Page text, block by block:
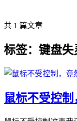
共 1 篇文章
标签：键盘失
鼠标不受控制